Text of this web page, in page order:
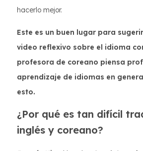
hacerlo mejor.
Este es un buen lugar para
video reflexivo sobre el idioma
profesora de coreano piensa
aprendizaje de idiomas en
esto.
¿Por qué es tan difícil
inglés y coreano?